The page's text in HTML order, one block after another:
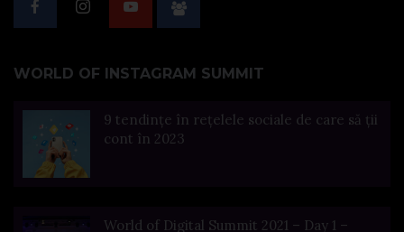
WORLD OF INSTAGRAM SUMMIT
9 tendințe în rețelele sociale de care să ții
cont în 2023
World of Digital Summit 2021 – Day 1 –